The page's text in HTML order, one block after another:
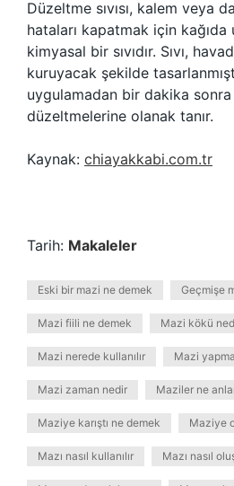
Düzeltme sıvısı, kalem veya
hataları kapatmak için
kimyasal bir sıvıdır. Sıvı,
kuruyacak şekilde
uygulamadan bir dakika sonra
düzeltmelerine olanak tanır.
Kaynak: chiayakkabi.com.tr
Tarih: Makaleler
Eski bir mazi ne demek Geçmişe
Mazi fiili ne demek Mazi kökü
Mazi nerede kullanılır Mazi
Mazi zaman nedir Maziler ne
Maziye karıştı ne demek Maziye
Mazı nasıl kullanılır Mazı nasıl